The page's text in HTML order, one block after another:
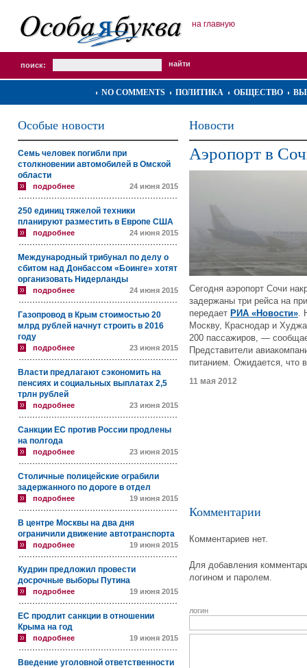
на главную
поиск:
NO COMMENTS ПОЛИТИКА ОБЩЕСТВО
Особые новости
Семь человек погибли при
столкновении автомобилей в Омской
области
подробнее 24 июня 2015
250 единиц тяжелой техники
планируют разместить в Европе США
подробнее 24 июня 2015
Международный трибунал по делу о
сбитом над Донбассом «Боинге» хотят
организовать Нидерланды
подробнее 24 июня 2015
Газопровод в Крым стоимостью 20
млрд рублей начнут строить в 2016
году
подробнее 23 июня 2015
Власти предлагают сэкономить на
пенсиях и социальных выплатах 2,5
трлн рублей
подробнее 23 июня 2015
Санкции ЕС против России продлены
на полгода
подробнее 23 июня 2015
Столичные полицейские ограбили
задержанного по дороге в отдел
подробнее 19 июня 2015
В центре Москвы на два дня
ограничили движение автотранспорта
подробнее 19 июня 2015
Кудрин предложил провести
досрочные выборы Путина
подробнее 19 июня 2015
ЕС продлит санкции в отношении
Крыма на год
подробнее 19 июня 2015
Введение уголовной ответственности
Новости
Аэропорт в
Сегодня аэропорт Сочи
задержаны три рейса на
передает РИА «Новости».
Москву, Краснодар и
200 пассажиров, —
Представители
питанием. Ожидается, что
11 мая 2012
Комментарии
Комментариев нет.
Для добавления
логином и паролем.
логин